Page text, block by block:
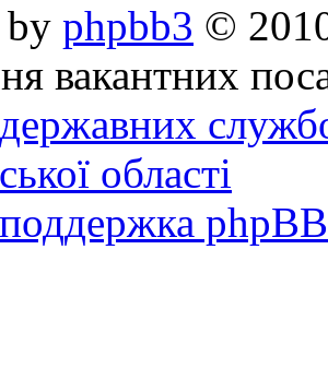
by phpbb3 ©
вакантних
державних
області
phpBB